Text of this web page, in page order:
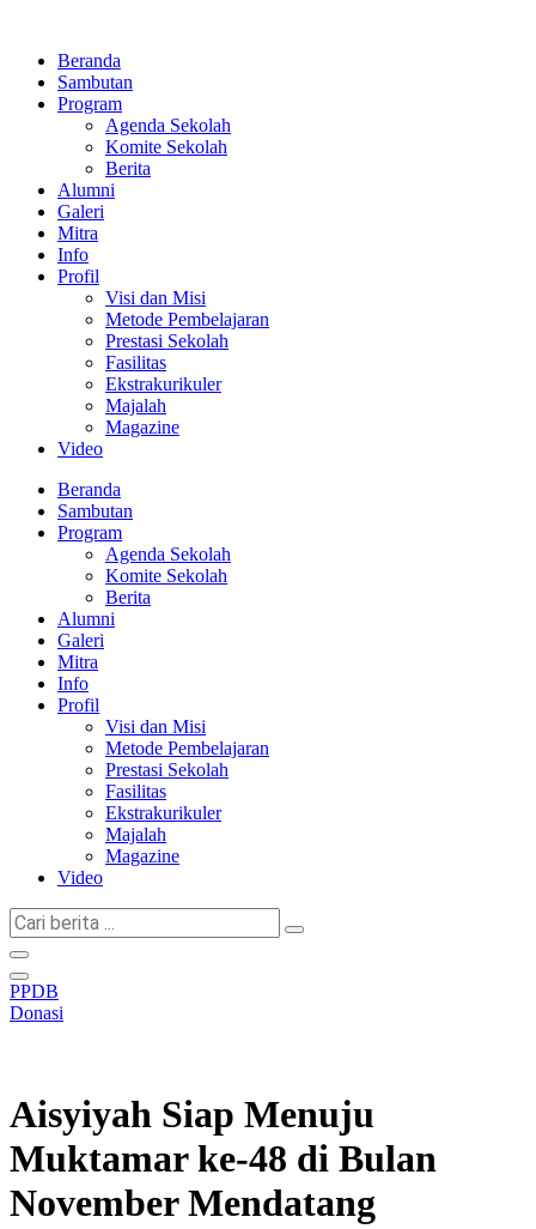
kontenBeranda
Sambutan
Program
Agenda Sekolah
Komite Sekolah
Berita
Alumni
Galeri
Mitra
Info
Profil
Visi dan Misi
Metode Pembelajaran
Prestasi Sekolah
Fasilitas
Ekstrakurikuler
Majalah
Magazine
Video
Beranda
Sambutan
Program
Agenda Sekolah
Komite Sekolah
Berita
Alumni
Galeri
Mitra
Info
Profil
Visi dan Misi
Metode Pembelajaran
Prestasi Sekolah
Fasilitas
Ekstrakurikuler
Majalah
Magazine
Video
Cari
berita
...
PPDB
Donasi
Aisyiyah Siap Menuju
Muktamar ke-48 di Bulan
November Mendatang